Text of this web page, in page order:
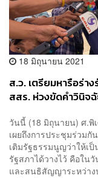
18 มิถุนายน 2021
ส.ว. เตรียมหารือร่า
สสร. ห่วงขัดคำวินิจ
วันนี้ (18 มิถุนายน) ศ.พิ
เผยถึงการประชุมร่วม
เติมรัฐธรรมนูญว่าให้เ
รัฐสภาได้วางไว้ คือใน
และสนธิสัญญาระหว่าง